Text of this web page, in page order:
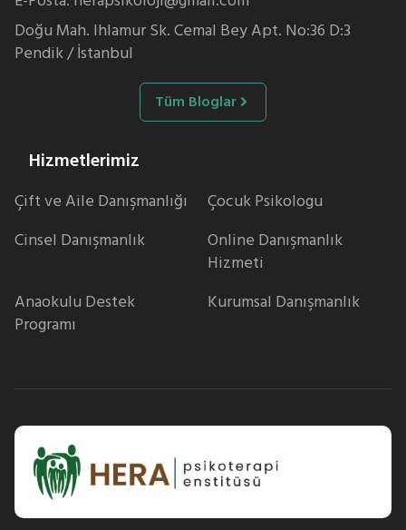
Doğu Mah. Ihlamur Sk. Cemal Bey Apt. No:36 D:3
Pendik / İstanbul
Tüm Bloglar
Hizmetlerimiz
Çift ve Aile Danışmanlığı
Çocuk Psikologu
Cinsel Danışmanlık
Online Danışmanlık
Hizmeti
Anaokulu Destek
Programı
Kurumsal Danışmanlık